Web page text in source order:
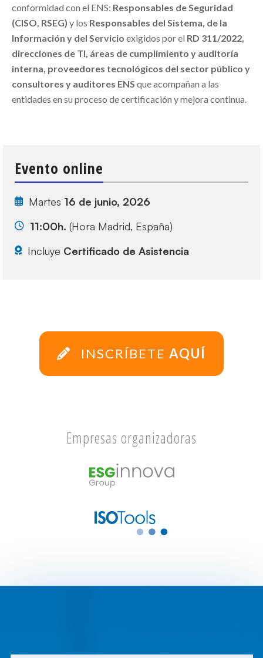
conformidad con el ENS: Responsables de Seguridad
(CISO, RSEG) y los Responsables del Sistema, de la
Información y del Servicio exigidos por el RD 311/2022,
direcciones de TI, áreas de cumplimiento y auditoría
interna, proveedores tecnológicos del sector público y
consultores y auditores ENS que acompañan a las
entidades en su proceso de certificación y mejora continua.
Evento online
Martes 16 de junio, 2026
11:00h. (Hora Madrid, España)
Incluye Certificado de Asistencia
INSCRÍBETE AQUÍ
Empresas organizadoras